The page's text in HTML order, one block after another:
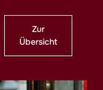
Zur
Übersicht